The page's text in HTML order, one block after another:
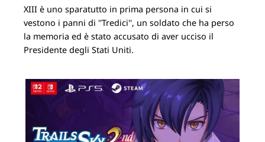
XIII è uno sparatutto in prima persona in cui si
vestono i panni di ''Tredici'', un soldato che ha perso
la memoria ed è stato accusato di aver ucciso il
Presidente degli Stati Uniti.